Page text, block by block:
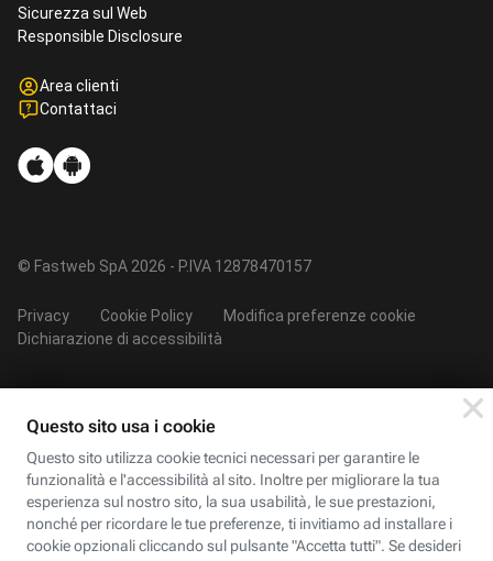
Sicurezza sul Web
Responsible Disclosure
Area clienti
Contattaci
© Fastweb SpA 2026 - P.IVA 12878470157
Privacy Cookie Policy
Modifica preferenze cookie
Dichiarazione di accessibilità